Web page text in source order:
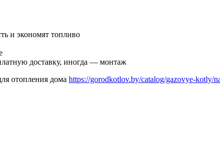
и экономят топливо
доставку, иногда — монтаж
отопления дома https://gorodkotlov.by/catalog/gazovye-kotly/